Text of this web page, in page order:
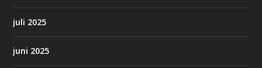
juli 2025
juni 2025